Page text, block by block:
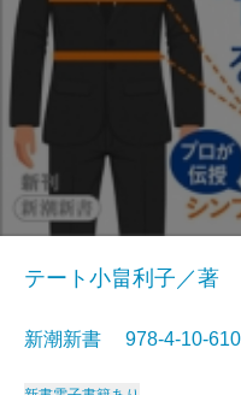
テート小畠利子／著
新潮新書 978-4-10-